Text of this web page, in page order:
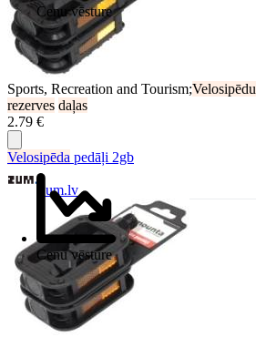
Cenu vēsture
Sports, Recreation and Tourism;Velosipēdu
rezerves daļas
2.79 €
Cenu vēsture
Velosipēda pedāļi 2gb
Zum.lv